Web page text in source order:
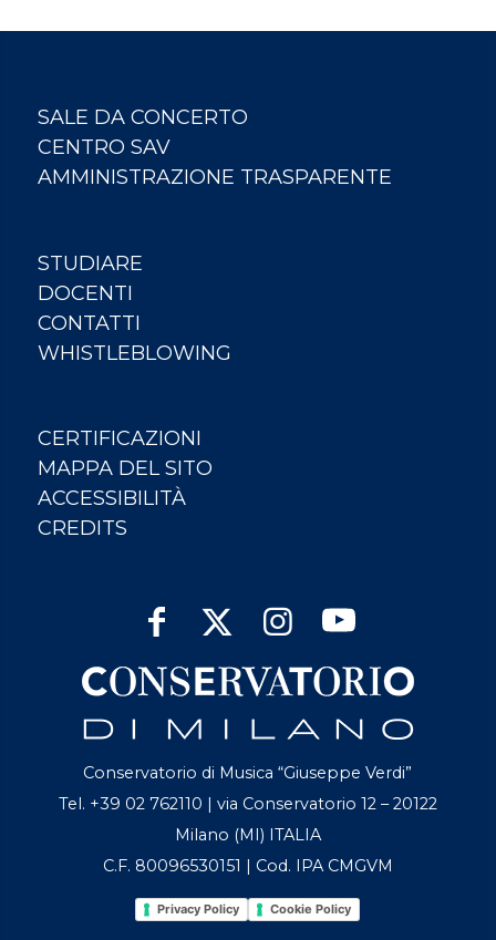
SALE DA CONCERTO
CENTRO SAV
AMMINISTRAZIONE TRASPARENTE
STUDIARE
DOCENTI
CONTATTI
WHISTLEBLOWING
CERTIFICAZIONI
MAPPA DEL SITO
ACCESSIBILITÀ
CREDITS
Conservatorio di Musica “Giuseppe Verdi”
Tel. +39 02 762110 | via Conservatorio 12 – 20122
Milano (MI) ITALIA
C.F. 80096530151 | Cod. IPA CMGVM
Privacy Policy Cookie Policy